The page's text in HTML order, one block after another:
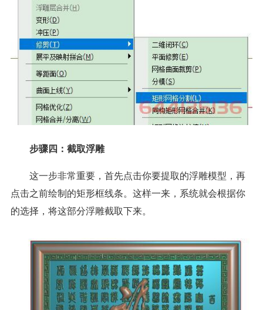
步骤四：截取浮雕
这一步非常重要，首先点击你要提取的浮雕模型，再
点击之前绘制的矩形框线条。这样一来，系统就会根据你
的选择，将这部分浮雕截取下来。